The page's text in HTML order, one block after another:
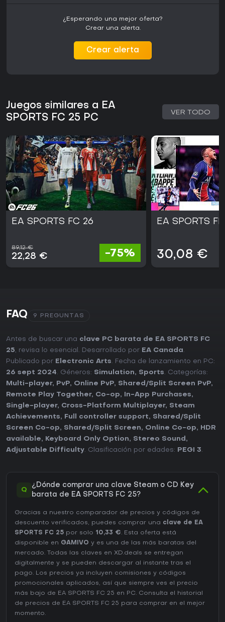
¿Esperando una mejor oferta?
Crear una alerta.
Crear alerta
Juegos similares a EA
SPORTS FC 25 PC
VER TODO
EA SPORTS FC 26
89,12 €
22,28 € -75%
EA SPORTS
30,08 €
FAQ 9 PREGUNTAS
Antes de buscar una clave PC barata de EA SPORTS FC
25, revisa lo esencial. Desarrollado por EA Canada.
Publicado por Electronic Arts. Fecha de lanzamiento en PC:
26 sept 2024. Géneros: Simulation, Sports. Categorías:
Multi-player, PvP, Online PvP, Shared/Split Screen PvP,
Remote Play Together, Co-op, In-App Purchases,
Single-player, Cross-Platform Multiplayer, Steam
Achievements, Full controller support, Shared/Split
Screen Co-op, Shared/Split Screen, Online Co-op,
HDR
available, Keyboard Only Option, Stereo Sound ,
Adjustable Difficulty. Clasificación por edades: PEGI 3.
Q
¿Dónde comprar una clave Steam o CD Key
barata de EA SPORTS FC 25?
Gracias a nuestro comparador de precios y códigos de
descuento verificados, puedes comprar una clave de EA
SPORTS FC 25 por solo 10,33 €. Esta oferta está
disponible en GAMIVO y es una de las más baratas del
mercado. Todas las claves en XD.deals se entregan
digitalmente y se pueden descargar al instante tras el
pago. Los precios ya incluyen comisiones y códigos
promocionales aplicados, así que siempre ves el precio
más bajo de EA SPORTS FC 25 en PC. Consulta el
historial
de precios de EA SPORTS FC 25 para comprar en el mejor
momento.